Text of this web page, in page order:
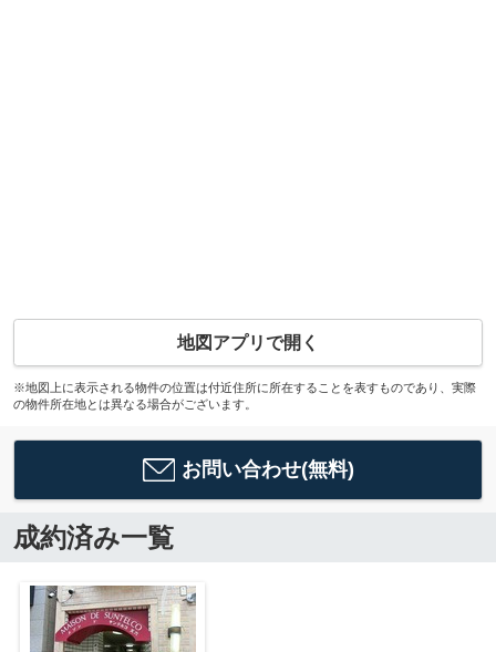
地図アプリで開く
※地図上に表示される物件の位置は付近住所に所在することを表すものであり、実際
の物件所在地とは異なる場合がございます。
お問い合わせ(無料)
成約済み一覧